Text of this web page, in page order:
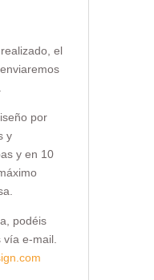
el
por
y
y en 10
podéis
e-mail.